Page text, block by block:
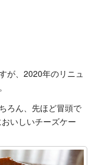
が、2020年のリニュ
ろん、先ほど冒頭で
いしいチーズケー